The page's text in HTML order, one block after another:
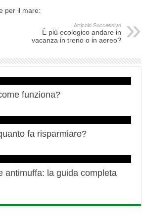
per il mare:
Articolo Successivo
È più ecologico andare in
vacanza in treno o in aereo?
funziona?
fa risparmiare?
antimuffa: la guida completa